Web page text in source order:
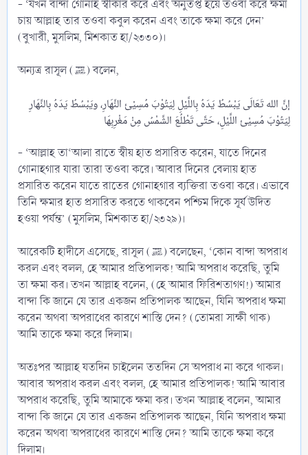
- ‘যখন বান্দা গোনাহ স্বীকার করে এবং অনুতপ্ত হয়ে তওবা করে ক্ষমা
চায় আল্লাহ তার তওবা কবুল করেন এবং তাকে ক্ষমা করে দেন’
(বুখারী, মুসলিম, মিশকাত হা/২৩৩০)।
অন্যত্র রাসূল (ﷺ) বলেন,
إنَّ الله تَعَالَى يَبْسُطُ يَدَهُ بِاللَّيْلِ لِيَتُوْبَ مُسِيْئ النَّهَارِ، ويَبْسُطُ يَدَهُ بِالنَّهَارِ
- ‘আল্লাহ তা‘আলা রাতে স্বীয় হাত প্রসারিত করেন, যাতে দিনের
গোনাহগার যারা তারা তওবা করে। আবার দিনের বেলায় হাত
প্রসারিত করেন যাতে রাতের গোনাহগার ব্যক্তিরা তওবা করে। এভাবে
তিনি ক্ষমার হাত প্রসারিত করতে থাকবেন পশ্চিম দিকে সূর্য উদিত
হওয়া পর্যন্ত’ (মুসলিম, মিশকাত হা/২৩২৯)।
আরেকটি হাদীসে এসেছে, রাসূল (ﷺ) বলেছেন, ‘কোন বান্দা অপরাধ
করল এবং বলল, হে আমার প্রতিপালক! আমি অপরাধ করেছি, তুমি
তা ক্ষমা কর। তখন আল্লাহ বলেন, (হে আমার ফিরিশতাগণ!) আমার
বান্দা কি জানে যে তার একজন প্রতিপালক আছেন, যিনি অপরাধ ক্ষমা
করেন অথবা অপরাধের কারণে শাস্তি দেন? (তোমরা সাক্ষী থাক)
আমি তাকে ক্ষমা করে দিলাম।
অতঃপর আল্লাহ যতদিন চাইলেন ততদিন সে অপরাধ না করে থাকল।
আবার অপরাধ করল এবং বলল, হে আমার প্রতিপালক! আমি আবার
অপরাধ করেছি, তুমি আমাকে ক্ষমা কর। তখন আল্লাহ বলেন, আমার
বান্দা কি জানে যে তার একজন প্রতিপালক আছেন, যিনি অপরাধ ক্ষমা
করেন অথবা অপরাধের কারণে শাস্তি দেন? আমি তাকে ক্ষমা করে
দিলাম।